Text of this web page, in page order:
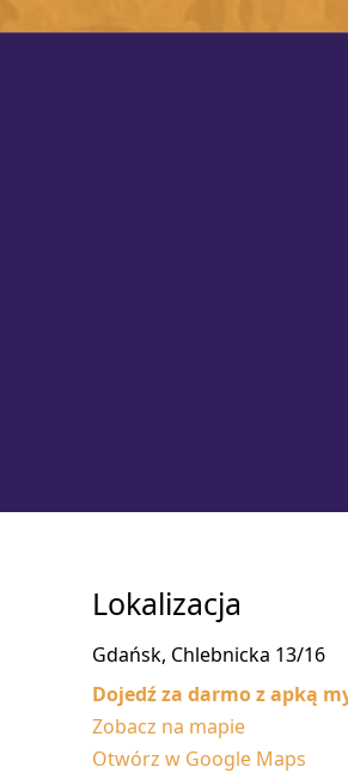
Lokalizacja
Gdańsk, Chlebnicka 13/16
Dojedź za darmo z apką
Zobacz na mapie
Otwórz w Google Maps